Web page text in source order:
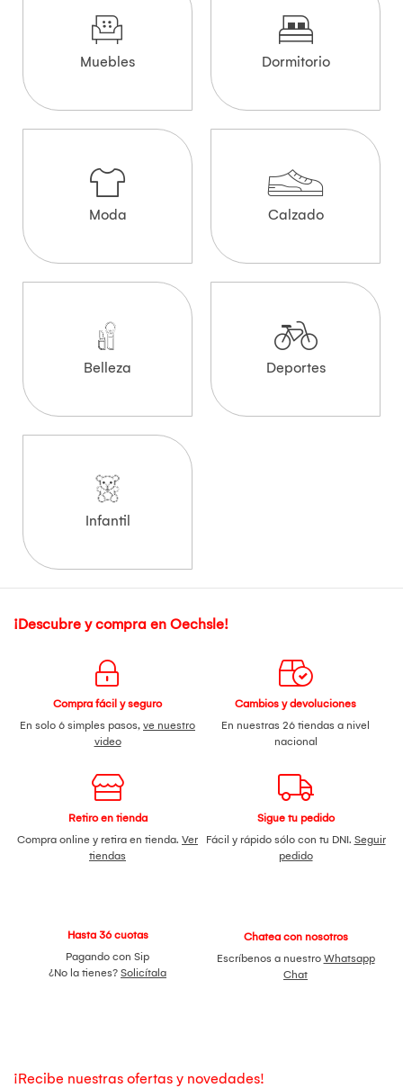
Muebles Dormitorio
Moda Calzado
Belleza Deportes
Infantil
¡Descubre y compra en Oechsle!
Compra fácil y seguro
En solo 6 simples pasos, ve nuestro
video
Cambios y devoluciones
En nuestras 26 tiendas a nivel
nacional
Retiro en tienda
Compra online y retira en tienda. Ver
tiendas
Sigue tu pedido
Fácil y rápido sólo con tu DNI. Seguir
pedido
Hasta 36 cuotas
Pagando con Sip
¿No la tienes? Solicítala
Chatea con nosotros
Escríbenos a nuestro Whatsapp
Chat
¡Recibe nuestras ofertas y novedades!